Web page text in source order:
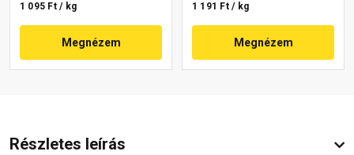
1 095 Ft / kg
Megnézem
1 191 Ft / kg
Megnézem
Részletes leírás